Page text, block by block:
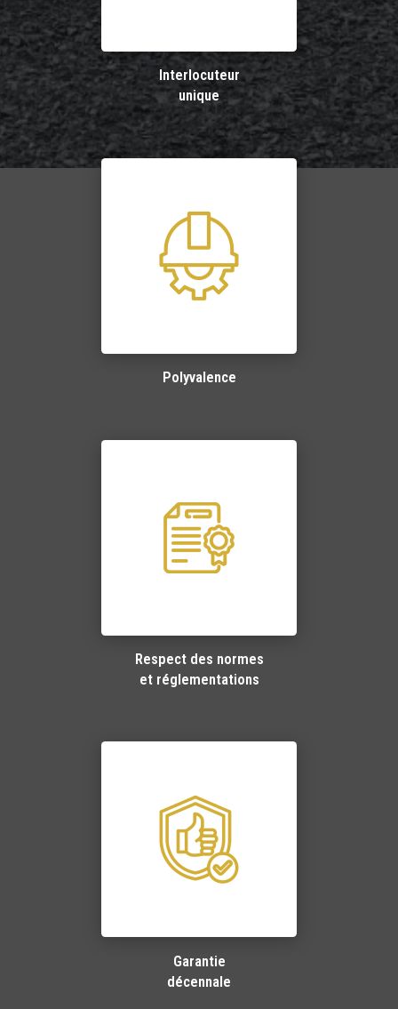
Interlocuteur
unique
Polyvalence
Respect des normes
et réglementations
Garantie
décennale